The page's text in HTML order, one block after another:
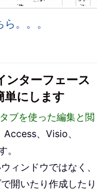
。。。
ンターフェース
単にします
ブを使った編集と閲
、Visio、
。
ィンドウではなく、
開いたり作成したり